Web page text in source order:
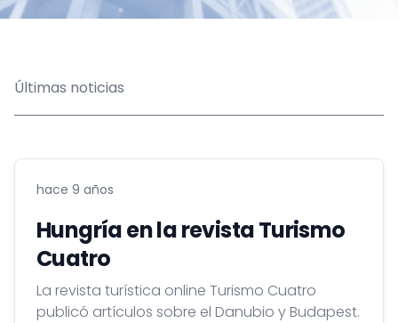
Últimas noticias
hace 9 años
Hungría en la revista Turismo
Cuatro
La revista turística online Turismo Cuatro
publicó artículos sobre el Danubio y Budapest.